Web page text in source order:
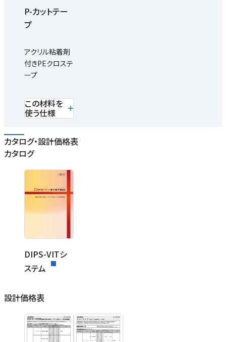
P-カットテー
プ
アクリル粘着剤
付きPEクロステ
ープ
この材料を
使う仕様
カタログ・設計価格表
カタログ
DIPS-VITシ
ステム
設計価格表